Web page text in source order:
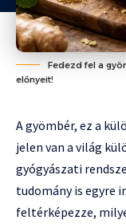
Fedezd fel a
előnyeit!
A gyömbér, ez a
jelen van a világ
gyógyászati
tudomány is egyre
feltérképezze,